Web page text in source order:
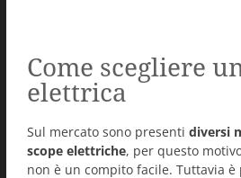
Come scegliere
elettrica
Sul mercato sono presenti diversi
scope elettriche, per questo
non è un compito facile. Tuttavia